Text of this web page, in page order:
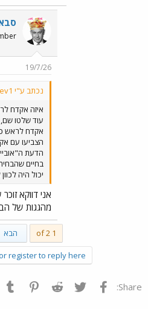
19/7/26
נכתב ע"י evglev1:
איזה אקדח
עוד שלטו
הצביעו עם
הדעת
בחיים
יכול היה
אני דווקא
מהגגות של
1 of 2 הבא
register to reply here.
Share: פייסבוק Twitter
Reddit